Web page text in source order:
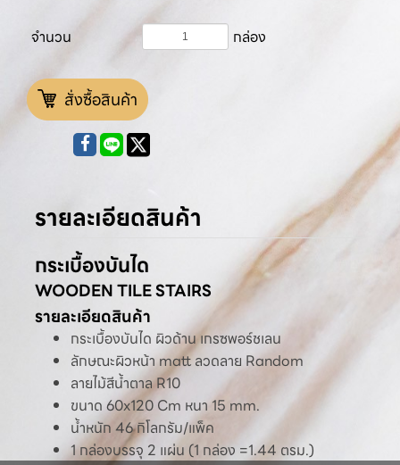
จำนวน กล่อง
สั่งซื้อสินค้า
รายละเอียดสินค้า
กระเบื้องบันได
WOODEN TILE STAIRS
รายละเอียดสินค้า
กระเบื้องบันได ผิวด้าน เกรซพอร์ชเลน
ลักษณะผิวหน้า matt ลวดลาย Random
ลายไม้สีน้ำตาล R10
ขนาด 60x120 Cm หนา 15 mm.
น้ำหนัก 46 กิโลกรัม/แพ็ค
1 กล่องบรรจุ 2 แผ่น (1 กล่อง =1.44 ตรม.)